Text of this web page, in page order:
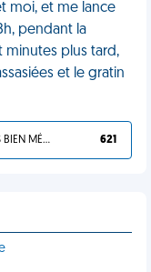
moi, et me lance
pendant la
minutes plus tard,
et le gratin
TU L'AS BIEN MÉRITÉ 621